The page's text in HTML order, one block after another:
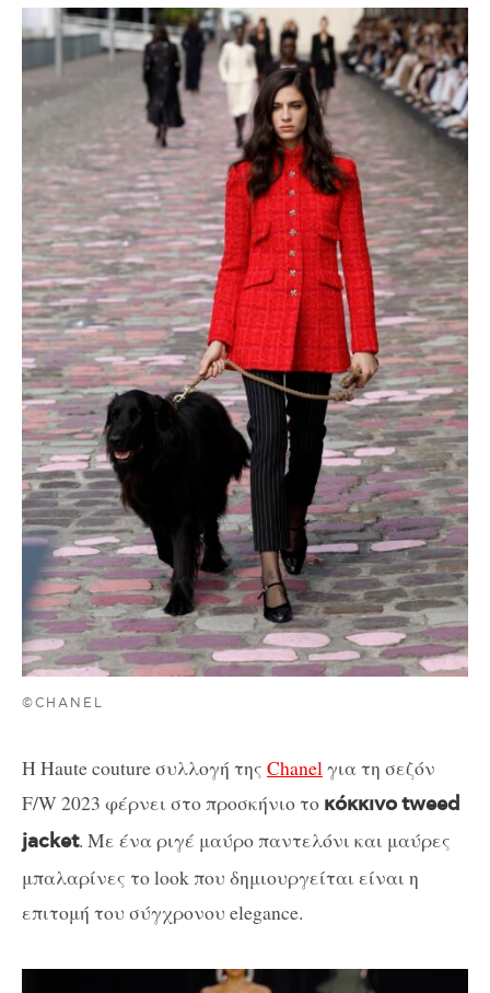
©CHANEL
Η Haute couture συλλογή της Chanelγια τη σεζόν
F/W 2023 φέρνει στο προσκήνιο το κόκκινοtweed
jacket. Με ένα ριγέ μαύρο παντελόνι και μαύρες
μπαλαρίνες το look που δημιουργείται είναι η
επιτομή του σύγχρονου elegance.